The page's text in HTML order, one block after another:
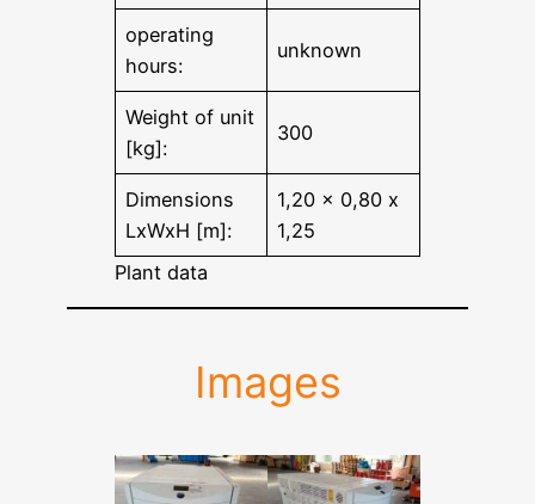
operating
hours:
unknown
Weight of unit
[kg]:
300
Dimensions
LxWxH [m]:
1,20 x 0,80 x
1,25
Plant data
Images